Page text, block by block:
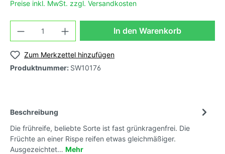
Preise inkl. MwSt. zzgl. Versandkosten
In den Warenkorb
Zum Merkzettel hinzufügen
Produktnummer: SW10176
Beschreibung
Die frühreife, beliebte Sorte ist fast grünkragenfrei. Die
Früchte an einer Rispe reifen etwas gleichmäßiger.
Ausgezeichtet… Mehr